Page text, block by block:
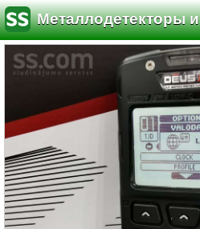
Металлодетекторы и
кладоискательство